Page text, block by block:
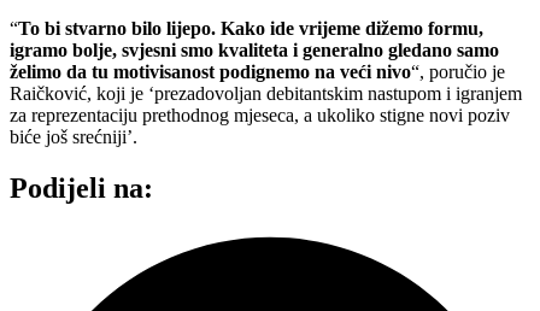
“To bi stvarno bilo lijepo. Kako ide vrijeme dižemo formu,
igramo bolje, svjesni smo kvaliteta i generalno gledano samo
želimo da tu motivisanost podignemo na veći nivo“, poručio je
Raičković, koji je ‘prezadovoljan debitantskim nastupom i igranjem
za reprezentaciju prethodnog mjeseca, a ukoliko stigne novi poziv
biće još srećniji’.
Podijeli na: